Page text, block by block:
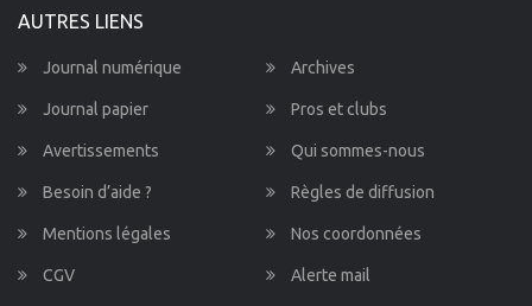
AUTRES LIENS
Journal numérique Archives
Journal papier Pros et clubs
Avertissements Qui sommes-nous
Besoin d’aide ? Règles de diffusion
Mentions légales Nos coordonnées
CGV Alerte mail